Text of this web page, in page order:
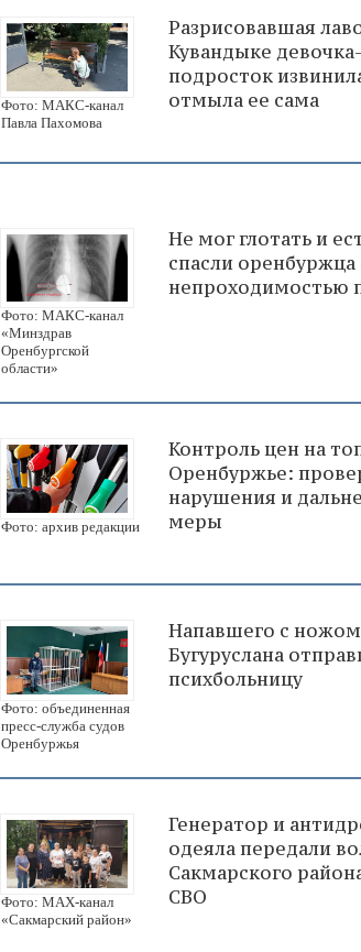
Фото: МАКС-канал
Павла Пахомова
Разрисовавшая
Кувандыке девочка-
подросток
отмыла ее сама
Фото: МАКС-канал
«Минздрав
Оренбургской
области»
Не мог глотать и
спасли оренбуржца
непроходимостью
Фото: архив редакции
Контроль цен на
Оренбуржье:
нарушения и
меры
Фото: объединенная
пресс-служба судов
Оренбуржья
Напавшего с ножом
Бугуруслана
психбольницу
Фото: МАХ-канал
«Сакмарский район»
Генератор и
одеяла передали
Сакмарского
СВО